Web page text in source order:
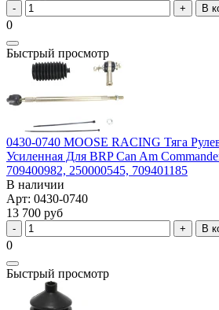
В
0
Быстрый просмотр
0430-0740 MOOSE RACING Тяга
Усиленная Для BRP Can Am
709400982, 250000545, 709401185
В наличии
Арт: 0430-0740
13 700 руб
В
0
Быстрый просмотр